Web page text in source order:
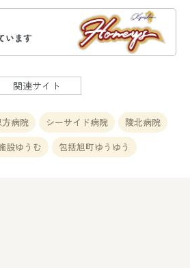
います
関連サイト
方病院 シーサイド病院
陵北病院
設ゆうむ
包括旭町ゆうゆう